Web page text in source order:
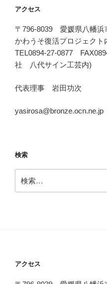
アクセス
〒796-8039 愛媛県八幡
かわうそ復活プロジェクト
TEL0894-27-0877
社 八代サイン工芸内)
代表理事 岩田功次
yasirosa@bronze.ocn.ne.jp
検索
索:
アクセス